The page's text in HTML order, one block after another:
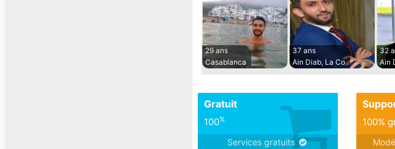
29 ans
Casablanca
37 ans
Ain Diab, La Co
32
Ain
Gratuit
100%
Services gratuits
100%